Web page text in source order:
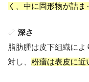
く、中に固形物が詰ま
📏 深さ
脂肪腫は皮下組織に
対し、 粉瘤は表皮に近